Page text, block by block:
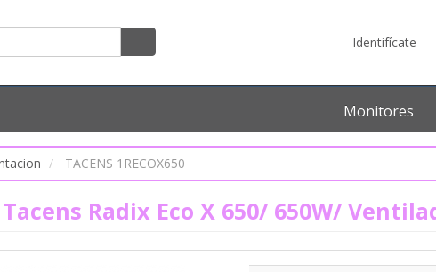
Identifícate
Monitores
TACENS 1RECOX650
Radix Eco X 650/ 650W/